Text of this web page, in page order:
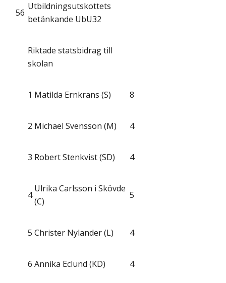
56
Utbildningsutskottets
betänkande UbU32
Riktade statsbidrag till
skolan
1 Matilda Ernkrans (S) 8
2 Michael Svensson (M) 4
3 Robert Stenkvist (SD) 4
4
Ulrika Carlsson i Skövde
(C)
5
5 Christer Nylander (L) 4
6 Annika Eclund (KD) 4